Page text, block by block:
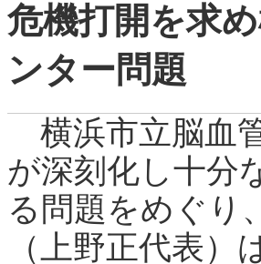
危機打開を求
ンター問題
横浜市立脳血
が深刻化し十分
る問題をめぐり
（上野正代表